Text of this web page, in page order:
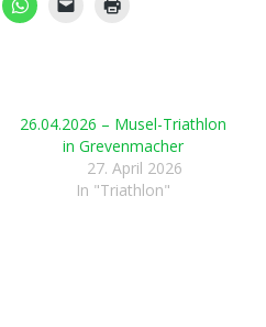
26.04.2026 – Musel-Triathlon
in Grevenmacher
27. April 2026
In "Triathlon"